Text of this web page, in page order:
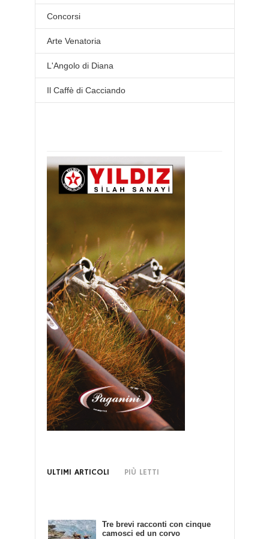
Concorsi
Arte Venatoria
L'Angolo di Diana
Il Caffè di Cacciando
ULTIMI ARTICOLI PIÙ LETTI
Tre brevi racconti con cinque
camosci ed un corvo
Bando di Concorso: Scrivendo
e Cacciando